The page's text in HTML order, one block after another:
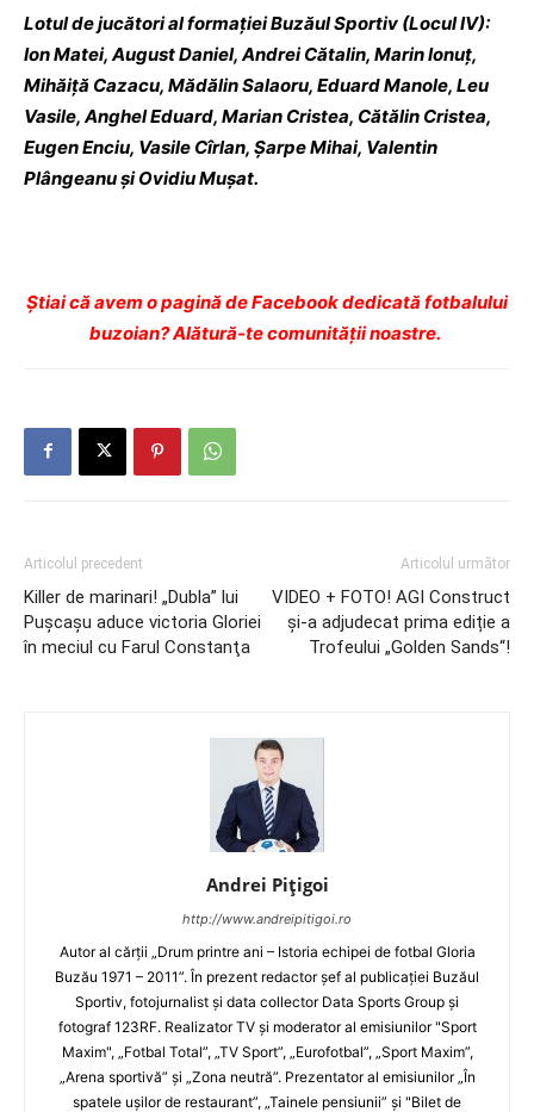
Lotul de jucători al formaţiei Buzăul Sportiv (Locul IV):
Ion Matei, August Daniel, Andrei Cătalin, Marin Ionuţ,
Mihăiţă Cazacu, Mădălin Salaoru, Eduard Manole, Leu
Vasile, Anghel Eduard, Marian Cristea, Cătălin Cristea,
Eugen Enciu, Vasile Cîrlan, Şarpe Mihai, Valentin
Plângeanu şi Ovidiu Muşat.
Ştiai că avem o pagină de Facebook dedicată fotbalului
buzoian? Alătură-te comunității noastre.
Articolul precedent
Killer de marinari! „Dubla” lui
Puşcaşu aduce victoria Gloriei
în meciul cu Farul Constanţa
Articolul următor
VIDEO + FOTO! AGI Construct
și-a adjudecat prima ediție a
Trofeului „Golden Sands“!
Andrei Pițigoi
http://www.andreipitigoi.ro
Autor al cărţii „Drum printre ani – Istoria echipei de fotbal Gloria
Buzău 1971 – 2011”. În prezent redactor şef al publicaţiei Buzăul
Sportiv, fotojurnalist şi data collector Data Sports Group şi
fotograf 123RF. Realizator TV şi moderator al emisiunilor "Sport
Maxim", „Fotbal Total”, „TV Sport”, „Eurofotbal”, „Sport Maxim”,
„Arena sportivă” şi „Zona neutră”. Prezentator al emisiunilor „În
spatele uşilor de restaurant”, „Tainele pensiunii” şi "Bilet de